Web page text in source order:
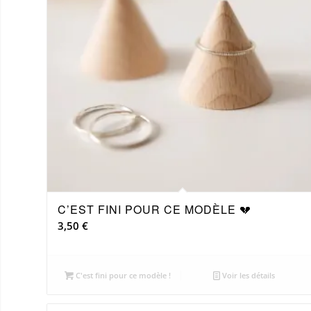
C’EST FINI POUR CE MODÈLE 💔
3,50 €
C'est fini pour ce modèle ! Voir les détails